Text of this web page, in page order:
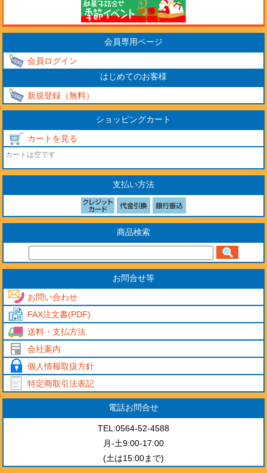
会員専用ページ
会員ログイン
はじめてのお客様
新規登録（無料）
ショッピングカート
カートを見る
カートは空です
支払い方法
商品検索
お問合せ等
お問い合わせ
FAX注文書(PDF)
送料・支払方法
会社案内
個人情報取扱方針
特定商取引法表記
電話お問合せ
TEL:0564-52-4588
月-土9:00-17:00
(土は15:00まで)